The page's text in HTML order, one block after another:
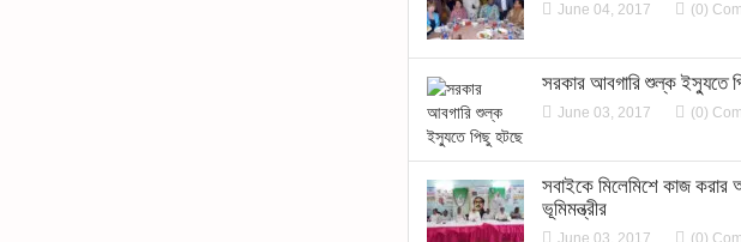
June 04, 2017 (0)
সরকার আবগারি শুল্ক ইস্যুতে
June 03, 2017 (0)
সবাইকে মিলেমিশে কাজ করার
ভূমিমন্ত্রীর
June 03, 2017 (0)